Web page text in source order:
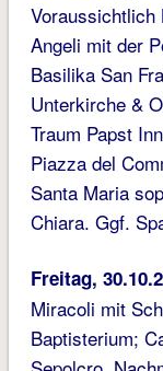
Voraussichtlich
Angeli mit der
Basilika San
Unterkirche &
Traum Papst
Piazza del
Santa Maria
Chiara. Ggf.
Freitag,
Miracoli mit
Baptisterium;